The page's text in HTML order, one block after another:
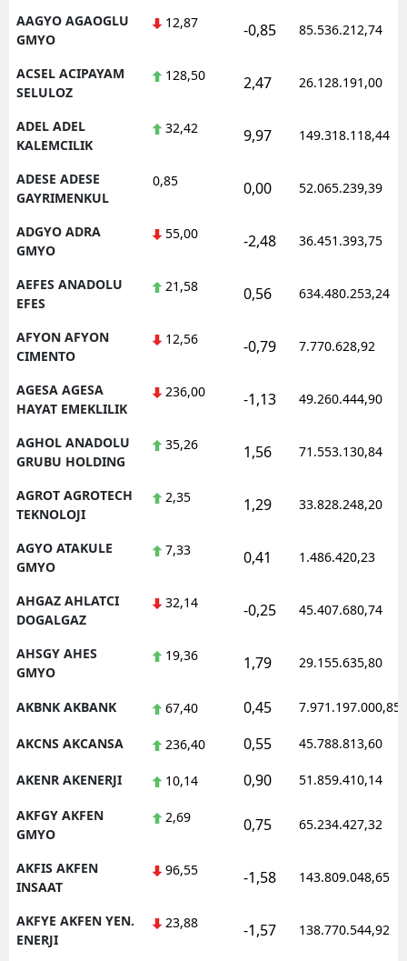
AAGYO AGAOGLU
GMYO
12,87 -0,85 85.536.212,74
ACSEL ACIPAYAM
SELULOZ
128,50 2,47 26.128.191,00
ADEL ADEL
KALEMCILIK
32,42 9,97 149.318.118,44
ADESE ADESE
GAYRIMENKUL
0,85 0,00 52.065.239,39
ADGYO ADRA
GMYO
55,00 -2,48 36.451.393,75
AEFES ANADOLU
EFES
21,58 0,56 634.480.253,24
AFYON AFYON
CIMENTO
12,56 -0,79 7.770.628,92
AGESA AGESA
HAYAT EMEKLILIK
236,00 -1,13 49.260.444,90
AGHOL ANADOLU
GRUBU HOLDING
35,26 1,56 71.553.130,84
AGROT AGROTECH
TEKNOLOJI
2,35 1,29 33.828.248,20
AGYO ATAKULE
GMYO
7,33 0,41 1.486.420,23
AHGAZ AHLATCI
DOGALGAZ
32,14 -0,25 45.407.680,74
AHSGY AHES
GMYO
19,36 1,79 29.155.635,80
AKBNK AKBANK 67,40 0,45 7.971.197.000,85
AKCNS AKCANSA 236,40 0,55 45.788.813,60
AKENR AKENERJI 10,14 0,90 51.859.410,14
AKFGY AKFEN
GMYO
2,69 0,75 65.234.427,32
AKFIS AKFEN
INSAAT
96,55 -1,58 143.809.048,65
AKFYE AKFEN YEN.
ENERJI
23,88 -1,57 138.770.544,92